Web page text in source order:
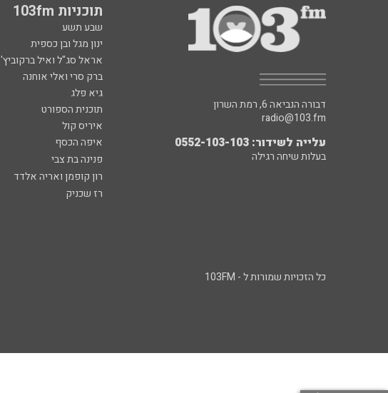
תוכניות 103fm
שבע תשע
ינון מגל ובן כספית
אראל סג"ל ואיל ברקוביץ'
ברק סרי ואלי אוחנה
גיא פלג
תוכנית הספורט
איריס קול
איפה הכסף
פנינה בת צבי
רון קופמן ואריה אלדד
רז שכניק
דבורה הנביאה 6, רמת השרון
radio@103.fm
עלייה לשידור: 0552-103-103
בעלות שיחה רגילה
כל הזכויות שמורות ל - 103FM